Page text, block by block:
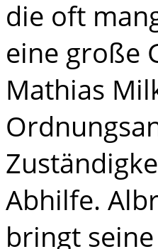
die oft
eine große
Mathias
Abhilfe.
bringt